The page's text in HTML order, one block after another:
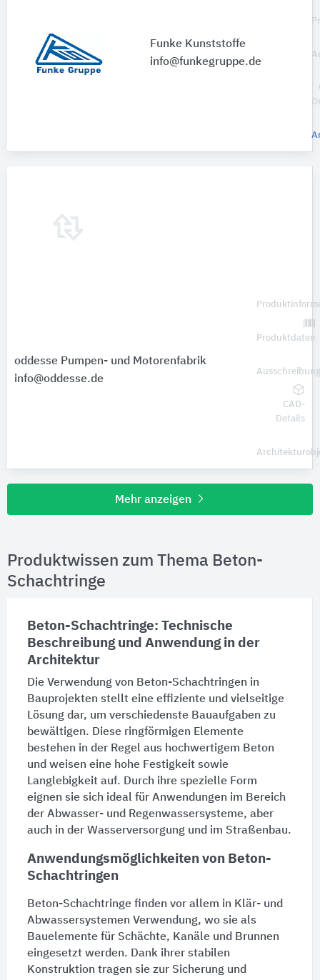
Funke Kunststoffe
info@funkegruppe.de
oddesse Pumpen- und Motorenfabrik
info@oddesse.de
Produktdaten
CAD-
Details
Mehr anzeigen
Produktwissen zum Thema Beton-
Schachtringe
Beton-Schachtringe: Technische
Beschreibung und Anwendung in der
Architektur
Die Verwendung von Beton-Schachtringen in
Bauprojekten stellt eine effiziente und vielseitige
Lösung dar, um verschiedenste Bauaufgaben zu
bewältigen. Diese ringförmigen Elemente
bestehen in der Regelaus hochwertigem Beton
und weisen eine hohe Festigkeit sowie
Langlebigkeit auf. Durch ihre spezielle Form
eignen sie sich ideal für Anwendungen im Bereich
der Abwasser- und Regenwassersysteme, aber
auch in der Wasserversorgung und im Straßenbau.
Anwendungsmöglichkeiten von Beton-
Schachtringen
Beton-Schachtringe finden vor allem in Klär- und
Abwassersystemen Verwendung, wo sie als
Bauelemente für Schächte, Kanäleund Brunnen
eingesetzt werden. Dank ihrer stabilen
Konstruktion tragen sie zur Sicherungund